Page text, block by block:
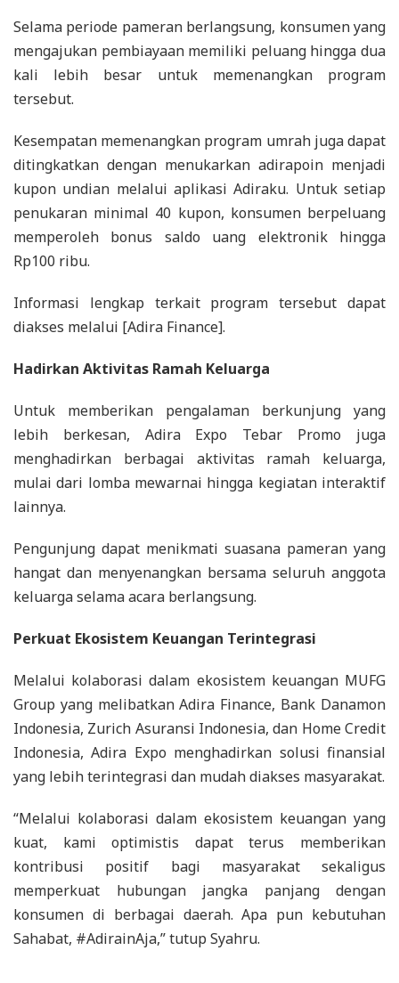
Selama periode pameran berlangsung, konsumen yang
mengajukan pembiayaan memiliki peluang hingga dua
kali lebih besar untuk memenangkan program
tersebut.
Kesempatan memenangkan program umrah juga dapat
ditingkatkan dengan menukarkan adirapoin menjadi
kupon undian melalui aplikasi Adiraku. Untuk setiap
penukaran minimal 40 kupon, konsumen berpeluang
memperoleh bonus saldo uang elektronik hingga
Rp100 ribu.
Informasi lengkap terkait program tersebut dapat
diakses melalui [Adira Finance].
Hadirkan Aktivitas Ramah Keluarga
Untuk memberikan pengalaman berkunjung yang
lebih berkesan, Adira Expo Tebar Promo juga
menghadirkan berbagai aktivitas ramah keluarga,
mulai dari lomba mewarnai hingga kegiatan interaktif
lainnya.
Pengunjung dapat menikmati suasana pameran yang
hangat dan menyenangkan bersama seluruh anggota
keluarga selama acara berlangsung.
Perkuat Ekosistem Keuangan Terintegrasi
Melalui kolaborasi dalam ekosistem keuangan MUFG
Group yang melibatkan Adira Finance, Bank Danamon
Indonesia, Zurich Asuransi Indonesia, dan Home Credit
Indonesia, Adira Expo menghadirkan solusi finansial
yang lebih terintegrasi dan mudah diakses masyarakat.
“Melalui kolaborasi dalam ekosistem keuangan yang
kuat, kami optimistis dapat terus memberikan
kontribusi positif bagi masyarakat sekaligus
memperkuat hubungan jangka panjang dengan
konsumen di berbagai daerah. Apa pun kebutuhan
Sahabat, #AdirainAja,” tutup Syahru.